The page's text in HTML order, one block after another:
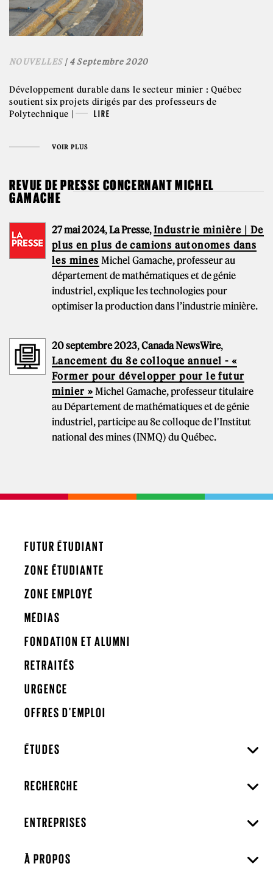
NOUVELLES| 4 Septembre 2020
Développement durable dans le secteur minier : Québec
soutient six projets dirigés par des professeurs de
Polytechnique |
LIRE
VOIR PLUS
REVUE DE PRESSE CONCERNANT MICHEL
GAMACHE
27 mai 2024,La Presse,Industrie minière | De
plus en plus de camions autonomes dans
les mines Michel Gamache, professeur au
département de mathématiques et de génie
industriel, explique les technologies pour
optimiser la production dans l’industrie minière.
20 septembre 2023,Canada NewsWire,
Lancement du 8e colloque annuel - «
Former pour développer pour le futur
minier » Michel Gamache, professeur titulaire
au Département de mathématiques et de génie
industriel, participe au 8e colloque de l'Institut
national des mines (INMQ) du Québec.
FUTUR ÉTUDIANT
ZONE ÉTUDIANTE
ZONE EMPLOYÉ
MÉDIAS
FONDATION ET ALUMNI
RETRAITÉS
URGENCE
OFFRES D'EMPLOI
ÉTUDES
RECHERCHE
ENTREPRISES
À PROPOS